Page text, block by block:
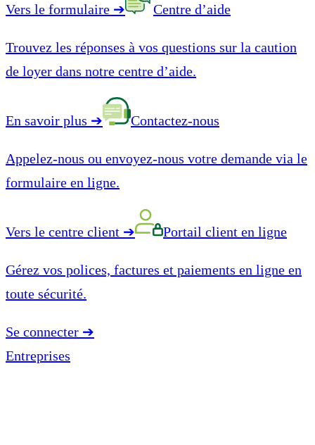
Vers le formulaire ➔ Centre d’aide
Trouvez les réponses à vos questions sur la caution
de loyer dans notre centre d’aide.
En savoir plus ➔ Contactez-nous
Appelez-nous ou envoyez-nous votre demande via le
formulaire en ligne.
Vers le centre client ➔ Portail client en ligne
Gérez vos polices, factures et paiements en ligne en
toute sécurité.
Se connecter ➔
Entreprises